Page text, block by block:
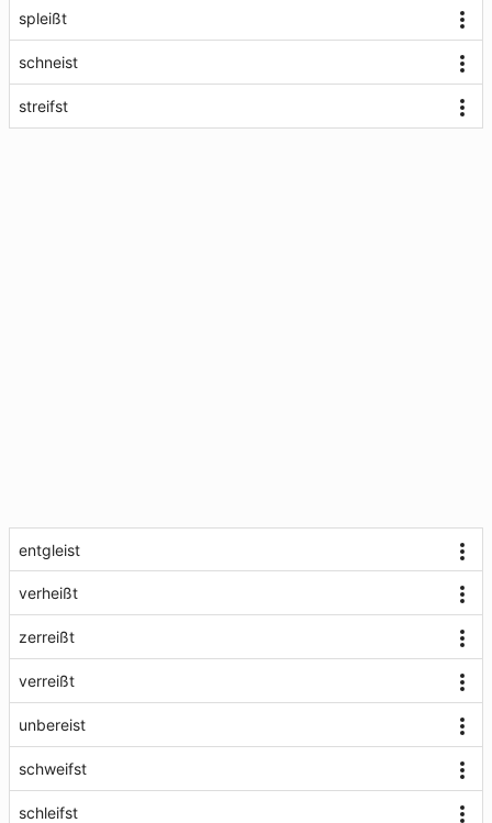
spleißt
schneist
streifst
entgleist
verheißt
zerreißt
verreißt
unbereist
schweifst
schleifst